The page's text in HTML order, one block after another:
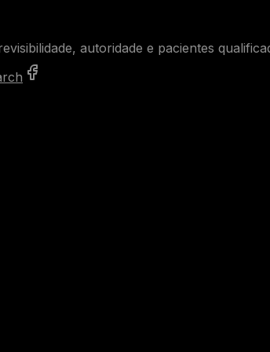
autoridade e pacientes